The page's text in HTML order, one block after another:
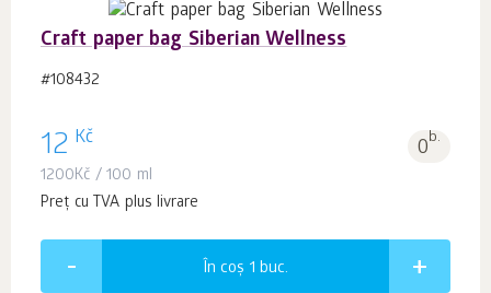
Craft paper bag Siberian Wellness
#108432
12 Kč 0b.
1200Kč / 100 ml
Preț cu TVA plus livrare
În coș 1 buc.